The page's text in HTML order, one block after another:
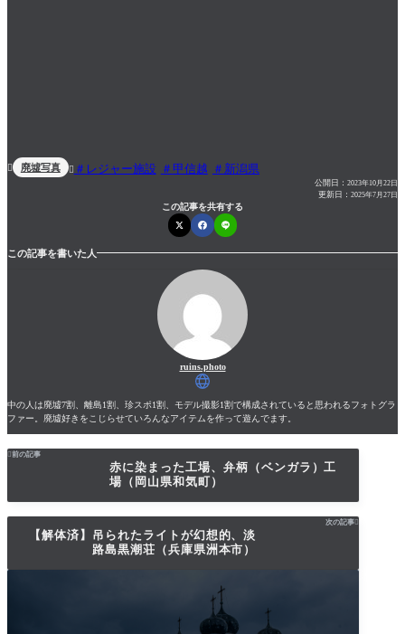
 廃墟写真  レジャー施設 甲信越 新潟県
公開日： 2023年10月22日
更新日： 2025年7月27日
この記事を共有する
この記事を書いた人
ruins.photo
中の人は廃墟7割、離島1割、珍スポ1割、モデル撮影1割で構成されていると思われるフォトグラ
ファー。廃墟好きをこじらせていろんなアイテムを作って遊んでます。
 前の記事
赤に染まった工場、弁柄（ベンガラ）工
場（岡山県和気町）
次の記事
【解体済】吊られたライトが幻想的、淡
路島黒潮荘（兵庫県洲本市）